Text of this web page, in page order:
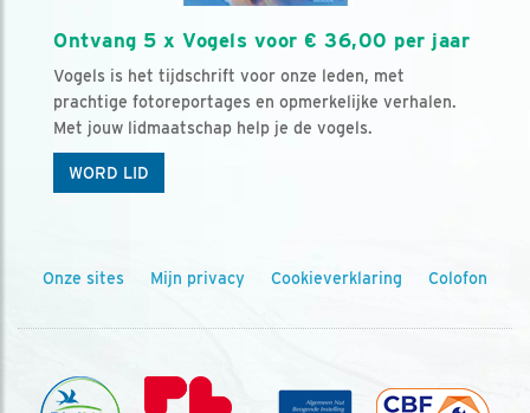
Ontvang 5 x Vogels voor € 36,00 per jaar
Vogels is het tijdschrift voor onze leden, met
prachtige fotoreportages en opmerkelijke verhalen.
Met jouw lidmaatschap help je de vogels.
WORD LID
Onze sites Mijn privacy Cookieverklaring Colofon